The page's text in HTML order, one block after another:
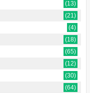
(13)
(21)
(4)
(18)
(65)
(12)
(30)
(64)